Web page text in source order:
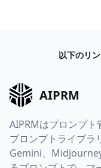
以下のリ
AIPRM
AIPRMはプロンプ
プロンプトライブラ
Gemini、